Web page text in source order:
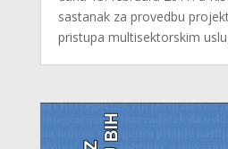
sastanak za provedbu
pristupa multisektorskim